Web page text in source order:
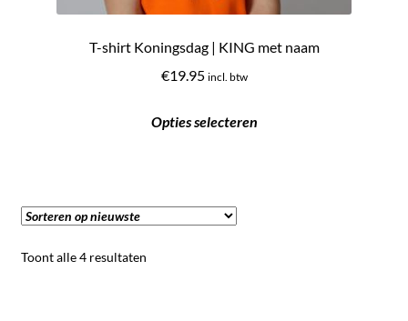
T-shirt Koningsdag | KING met naam
€19.95 incl. btw
Opties selecteren
Toont alle 4 resultatenGesorteerd